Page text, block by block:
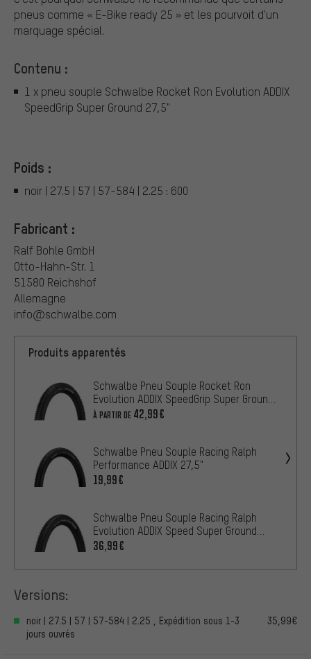
pneus comme « E-Bike ready 25 » et les pourvoit d'un
marquage spécial.
Contenu :
1 x pneu souple Schwalbe Rocket Ron Evolution ADDIX
SpeedGrip Super Ground 27,5"
Poids :
noir | 27.5 | 57 | 57-584 | 2.25 : 600
Fabricant :
Ralf Bohle GmbH
Otto-Hahn-Str. 1
51580 Reichshof
Allemagne
info@schwalbe.com
Produits apparentés
Schwalbe Pneu Souple Rocket Ron
Evolution ADDIX SpeedGrip Super Ground
27,5+
À PARTIR DE 42,99€
Schwalbe Pneu Souple Racing Ralph
Performance ADDIX 27,5"
19,99€
Schwalbe Pneu Souple Racing Ralph
Evolution ADDIX Speed Super Ground
27,5"
36,99€
Versions:
noir | 27.5 | 57 | 57-584 | 2.25 , Expédition sous 1-3
jours ouvrés
35,99€